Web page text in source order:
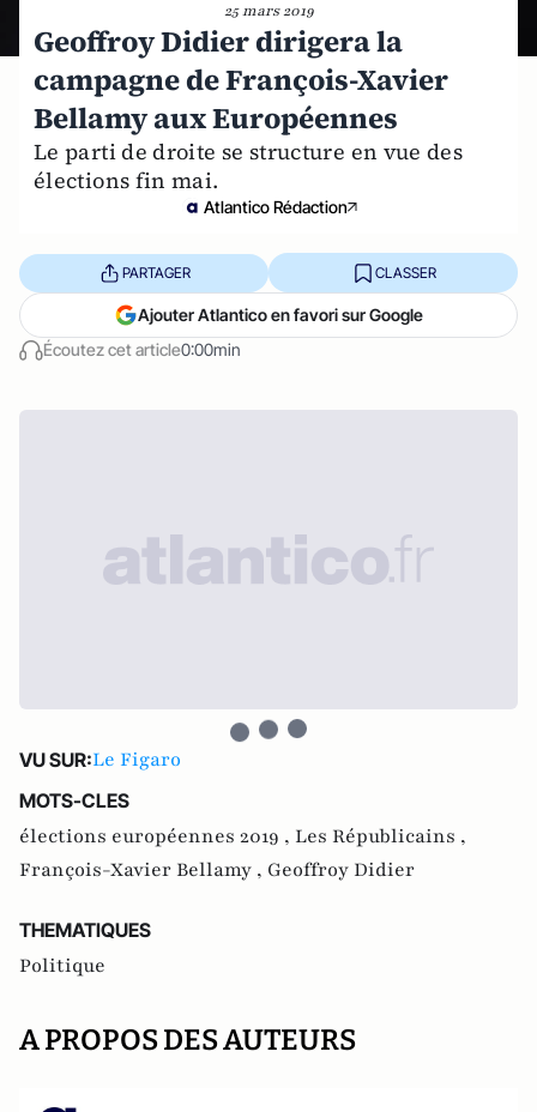
25 mars 2019
Geoffroy Didier dirigera la
campagne de François-Xavier
Bellamy aux Européennes
Le parti de droite se structure en vue des
élections fin mai.
Atlantico Rédaction
Écoutez cet article0:00min
PARTAGER CLASSER
Ajouter Atlantico en favori sur Google
VU SUR:Le Figaro
MOTS-CLES
élections européennes 2019 , Les Républicains ,
François-Xavier Bellamy , Geoffroy Didier
THEMATIQUES
Politique
A PROPOS DES AUTEURS